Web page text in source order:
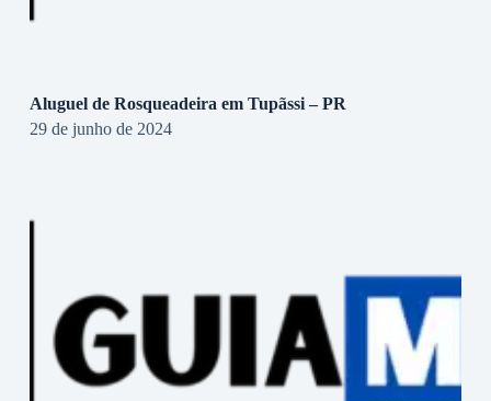
Aluguel de Rosqueadeira em Tupãssi – PR
29 de junho de 2024